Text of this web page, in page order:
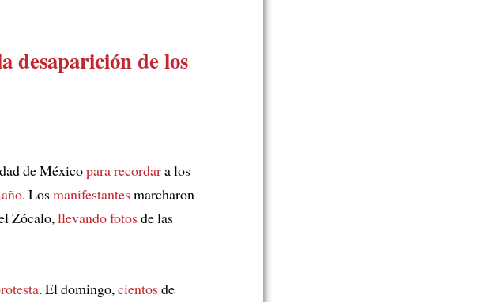
desaparición de los
de Méxicopara recordara los
. Losmanifestantesmarcharon
Zócalo,llevando fotosde las
. El domingo,cientosde